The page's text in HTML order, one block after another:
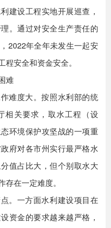
建设工程实地开展巡查，
。通过对安全生产责任的
2022年全年未发生一起安
程安全和资金安全。
难
难度大。按照水利部的统
相关要求，取水工程（设
环境保护攻坚战的一项重
府对各市州实行最严格水
值占比大，但个别取水大
在一定难度。
。一方面水利建设项目在
资金的要求越来越严格，